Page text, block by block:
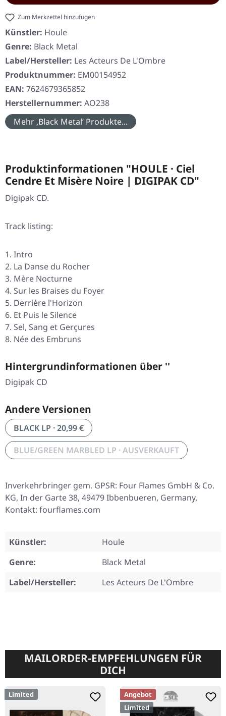
Zum Merkzettel hinzufügen
Künstler: Houle
Genre: Black Metal
Label/Hersteller: Les Acteurs De L'Ombre
Produktnummer: EM00154952
EAN: 7624679365852
Herstellernummer: AO238
Mehr ‚Black Metal‘ Produkte...
Produktinformationen "HOULE · Ciel
Cendre Et Misère Noire | DIGIPAK CD"
Digipak CD.
Track listing:
Intro
La Danse du Rocher
Mère Nocturne
Sur les Braises du Foyer
Derrière l'Horizon
Et Puis le Silence
Sel, Sang et Gerçures
Née des Embruns
Hintergrundinformationen über ''
Digipak CD
Andere Versionen
BLACK LP · 20,99 €
BLUE/GREEN MARBLED LP · AUSVERKAUFT
Inverkehrbringer gem. GPSR: Four Flames GmbH & Co.
KG, In der Garte 38, 49479 Ibbenbueren, Germany,
Kontakt: fourflames.com
Künstler:
Houle
Genre:
Black Metal
Label/Hersteller:
Les Acteurs De L'Ombre
MAILORDER-EMPFEHLUNGEN FÜR
DICH
Limited
Angebot
Limited